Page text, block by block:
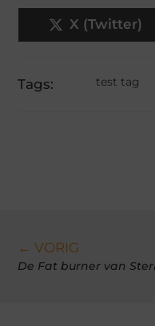
X (Twitter)
Tags: test tag
← VORIG
De Fat burner van